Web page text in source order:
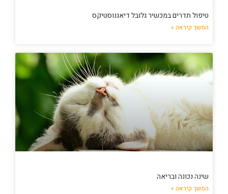
טיפול תדרים במכשיר גלובל דיאגנוסטיקס
המשך קיראה »
שינה נכונה ובריאה
המשך קיראה »